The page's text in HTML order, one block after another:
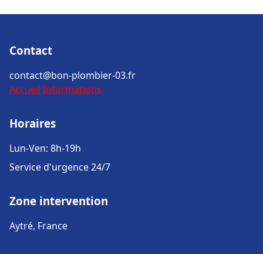
Contact
contact@bon-plombier-03.fr
Accueil Informations
Horaires
Lun-Ven: 8h-19h
Service d'urgence 24/7
Zone intervention
Aytré, France